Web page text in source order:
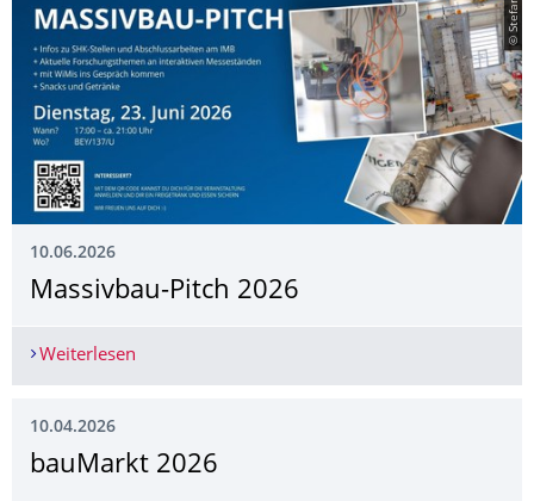
10.06.2026
Massivbau-Pitch 2026
Weiterlesen
10.04.2026
bauMarkt 2026